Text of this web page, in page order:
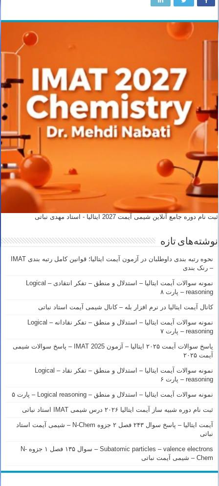
ثبت نام دوره جامع آنلاین شیمی آیمت 2027 ایتالیا - استاد مهدی نباتی
نوشته‌های تازه
نحوه رتبه بندی داوطلبان در آزمون آیمت ایتالیا؛ قوانین کامل رتبه بندی IMAT
– رنک بندی
نمونه سوالات آیمت ایتالیا – استدلال و منطق – تفکر انتقادی – Logical
reasoning – پارت ۸
کانال آیمت ایتالیا در نرم افزار بله – کانال شیمی آیمت استاد نباتی
نمونه سوالات آیمت ایتالیا – استدلال و منطق – تفکر نقادانه – Logical
reasoning – پارت ۷
پاسخ سوالات آیمت ۲۰۲۵ ایتالیا – آزمون IMAT 2025 – پاسخ سوالات شیمی
آیمت ۲۰۲۵
نمونه سوالات آیمت ایتالیا – استدلال و منطق – تفکر نقاد – Logical
reasoning – پارت ۶
نمونه سوالات آیمت ایتالیا – استدلال و منطق – Logical reasoning – پارت ۵
ثبت نام دوره شبیه ساز آیمت ایتالیا ۲۰۲۶ درس شیمی IMAT استاد نباتی
آیمت ایتالیا – پاسخ سوال ۲۴۳ فصل ۲ جزوه N-Chem – شیمی آیمت استاد
نباتی
Subatomic particles – valence electrons – سوال ۱۳۵ فصل ۱ جزوه N-
Chem – شیمی آیمت نباتی